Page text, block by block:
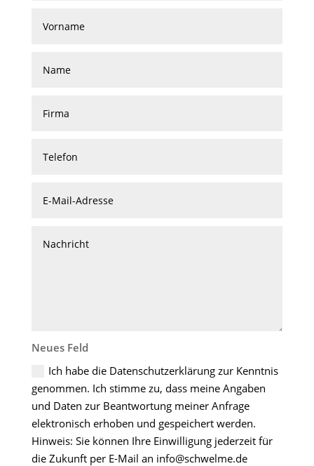
Neues Feld
Ich habe die Datenschutzerklärung zur Kenntnis
genommen. Ich stimme zu, dass meine Angaben
und Daten zur Beantwortung meiner Anfrage
elektronisch erhoben und gespeichert werden.
Hinweis: Sie können Ihre Einwilligung jederzeit für
die Zukunft per E-Mail an info@schwelme.de